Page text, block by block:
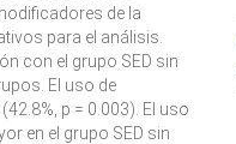
de la
para el análisis.
con el grupo SED sin
El uso de
p = 0.003). El uso
en el grupo SED sin